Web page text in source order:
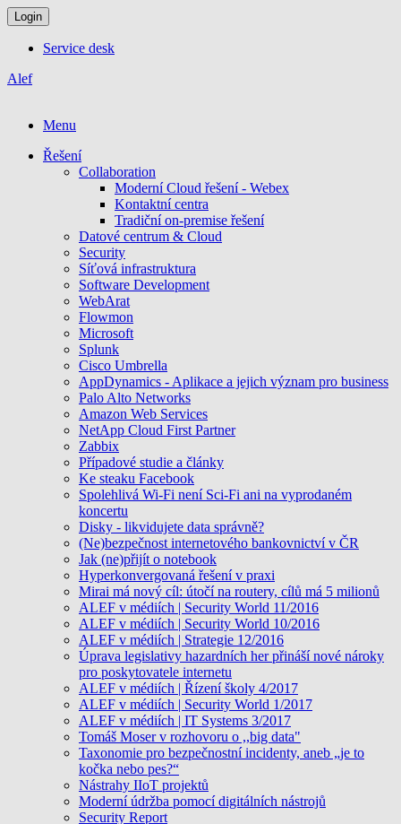
Login
Service desk
Alef
Menu
Řešení
Collaboration
Moderní Cloud řešení - Webex
Kontaktní centra
Tradiční on-premise řešení
Datové centrum & Cloud
Security
Síťová infrastruktura
Software Development
WebArat
Flowmon
Microsoft
Splunk
Cisco Umbrella
AppDynamics - Aplikace a jejich význam pro business
Palo Alto Networks
Amazon Web Services
NetApp Cloud First Partner
Zabbix
Případové studie a články
Ke steaku Facebook
Spolehlivá Wi-Fi není Sci-Fi ani na vyprodaném
koncertu
Disky - likvidujete data správně?
(Ne)bezpečnost internetového bankovnictví v ČR
Jak (ne)přijít o notebook
Hyperkonvergovaná řešení v praxi
Mirai má nový cíl: útočí na routery, cílů má 5 milionů
ALEF v médiích | Security World 11/2016
ALEF v médiích | Security World 10/2016
ALEF v médiích | Strategie 12/2016
Úprava legislativy hazardních her přináší nové nároky
pro poskytovatele internetu
ALEF v médiích | Řízení školy 4/2017
ALEF v médiích | Security World 1/2017
ALEF v médiích | IT Systems 3/2017
Tomáš Moser v rozhovoru o ,,big data"
Taxonomie pro bezpečnostní incidenty, aneb „je to
kočka nebo pes?“
Nástrahy IIoT projektů
Moderní údržba pomocí digitálních nástrojů
Security Report